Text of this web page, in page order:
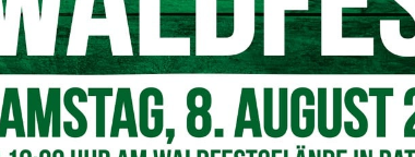
dürfen alkoholische Getränke nur bis zu einer Menge
weniger als 0,5 g/l (0,5 Promille) oder der
l beträgt. Jugendliche ab dem vollendeten 16.
beinhalten und mehr als 0,5 Volumenprozent
vorgefertigt sind oder selbst hergestellt werden, nicht
der Veranstalter nicht nur den Ausschank, sondern